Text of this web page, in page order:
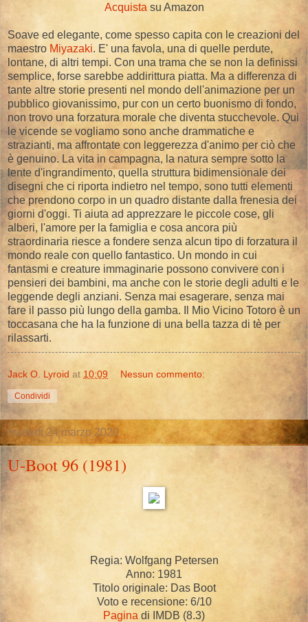
Acquista su Amazon
Soave ed elegante, come spesso capita con le creazioni del
maestro Miyazaki. E' una favola, una di quelle perdute,
lontane, di altri tempi. Con una trama che se non la definissi
semplice, forse sarebbe addirittura piatta. Ma a differenza di
tante altre storie presenti nel mondo dell'animazione per un
pubblico giovanissimo, pur con un certo buonismo di fondo,
non trovo una forzatura morale che diventa stucchevole. Qui
le vicende se vogliamo sono anche drammatiche e
strazianti, ma affrontate con leggerezza d'animo per ciò che
è genuino. La vita in campagna, la natura sempre sotto la
lente d'ingrandimento, quella struttura bidimensionale dei
disegni che ci riporta indietro nel tempo, sono tutti elementi
che prendono corpo in un quadro distante dalla frenesia dei
giorni d'oggi. Ti aiuta ad apprezzare le piccole cose, gli
alberi, l'amore per la famiglia e cosa ancora più
straordinaria riesce a fondere senza alcun tipo di forzatura il
mondo reale con quello fantastico. Un mondo in cui
fantasmi e creature immaginarie possono convivere con i
pensieri dei bambini, ma anche con le storie degli adulti e le
leggende degli anziani. Senza mai esagerare, senza mai
fare il passo più lungo della gamba. Il Mio Vicino Totoro è un
toccasana che ha la funzione di una bella tazza di tè per
rilassarti.
Jack O. Lyroid at 10:09 Nessun commento:
Condividi
martedì 24 marzo 2020
U-Boot 96 (1981)
Regia: Wolfgang Petersen
Anno: 1981
Titolo originale: Das Boot
Voto e recensione: 6/10
Pagina di IMDB (8.3)